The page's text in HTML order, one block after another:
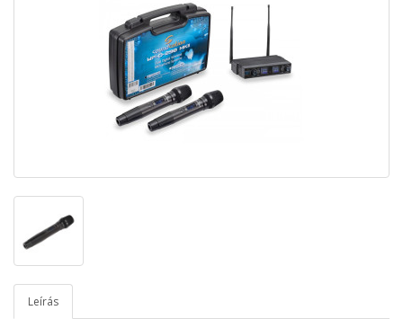
Leírás